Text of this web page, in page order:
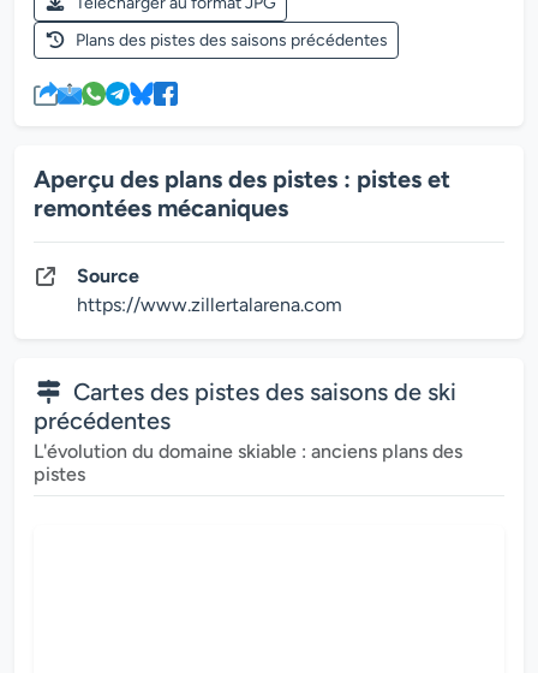
Plans des pistes des saisons précédentes
Aperçu des plans des pistes : pistes et
remontées mécaniques
Source
https://www.zillertalarena.com
Cartes des pistes des saisons de ski
précédentes
L'évolution du domaine skiable : anciens plans des
pistes